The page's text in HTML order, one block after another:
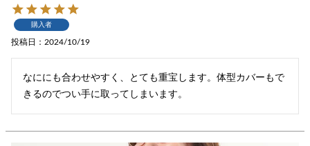
購入者
投稿日 2024/10/19
なににも合わせやすく、とても重宝します。体型カバーもで
きるのでつい手に取ってしまいます。